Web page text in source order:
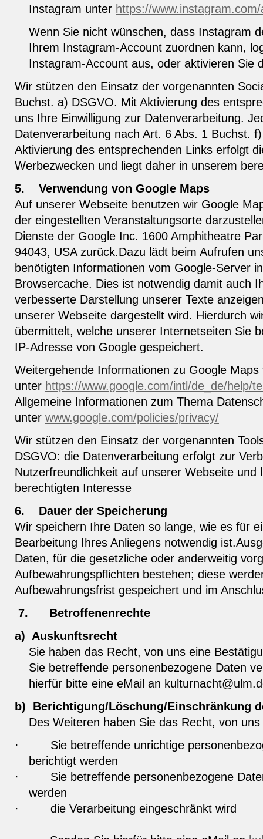
Instagram unter https://
Wenn Sie nicht wünschen, dass Instagram
Ihrem Instagram-Account zuordnen kann,
Instagram-Account aus, oder aktivieren Sie
Wir stützen den Einsatz der vorgenannten
Buchst. a) DSGVO. Mit Aktivierung des
uns Ihre Einwilligung zur Datenverarbeitung.
Datenverarbeitung nach Art. 6 Abs. 1 Buchst.
Aktivierung des entsprechenden Links erfolgt
Werbezwecken und liegt daher in unserem
5. Verwendung von Google Maps
Auf unserer Webseite benutzen wir Google
der eingestellten Veranstaltungsorte
Dienste der Google Inc. 1600 Amphitheatre
94043, USA zurück.Dazu lädt beim Aufrufen
benötigten Informationen vom Google-Server
Browsercache. Dies ist notwendig damit auch
verbesserte Darstellung unserer Texte
unserer Webseite dargestellt wird. Hierdurch
übermittelt, welche unserer Internetseiten Sie
IP-Adresse von Google gespeichert.
Weitergehende Informationen zu Google Maps
unter https://www.google.com/intl/de_de/help/
Allgemeine Informationen zum Thema
unter www.google.com/policies/privacy/
Wir stützen den Einsatz der vorgenannten
DSGVO: die Datenverarbeitung erfolgt zur
Nutzerfreundlichkeit auf unserer Webseite und
berechtigten Interesse
6. Dauer der Speicherung
Wir speichern Ihre Daten so lange, wie es für
Bearbeitung Ihres Anliegens notwendig
Daten, für die gesetzliche oder anderweitig
Aufbewahrungspflichten bestehen; diese
Aufbewahrungsfrist gespeichert und im
7.
Betroffenenrechte
a) Auskunftsrecht
Sie haben das Recht, von uns eine
Sie betreffende personenbezogene Daten
hierfür bitte eine eMail an
b) Berichtigung/Löschung/Einschränkung
Des Weiteren haben Sie das Recht, von
· Sie betreffende unrichtige
berichtigt werden
· Sie betreffende personenbezogene
werden
· die Verarbeitung eingeschränkt wird